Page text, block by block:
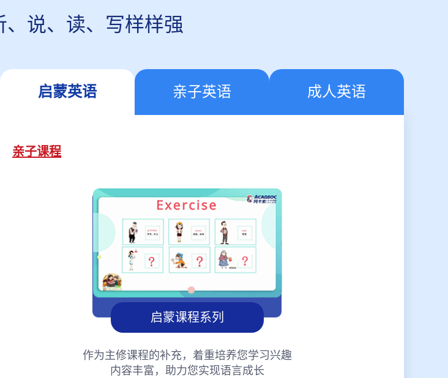
、说、读、写样样强
启蒙英语 亲子英语 成人英语
亲子课程
启蒙课程系列
作为主修课程的补充，着重培养您学习兴趣
内容丰富，助力您实现语言成长